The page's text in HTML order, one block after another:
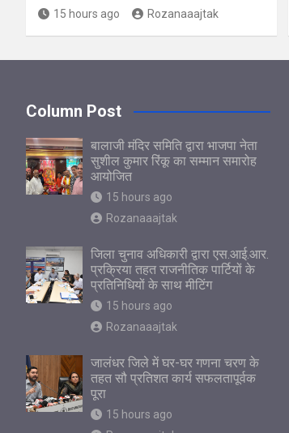
15 hours ago Rozanaaajtak
Column Post
बालाजी मंदिर समिति द्वारा भाजपा नेता
सुशील कुमार रिंकू का सम्मान समारोह
आयोजित
15 hours ago
Rozanaaajtak
जिला चुनाव अधिकारी द्वारा एस.आई.आर.
प्रक्रिया तहत राजनीतिक पार्टियों के
प्रतिनिधियों के साथ मीटिंग
15 hours ago
Rozanaaajtak
जालंधर जिले में घर-घर गणना चरण के
तहत सौ प्रतिशत कार्य सफलतापूर्वक
पूरा
15 hours ago